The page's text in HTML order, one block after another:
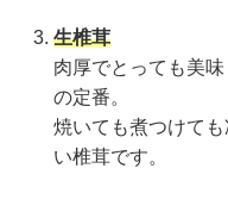
生椎茸
肉厚でとっても美
の定番。
焼いても煮つけて
い椎茸です。